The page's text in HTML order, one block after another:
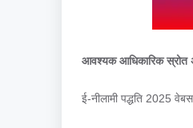
आवश्यक आधिकारिक स्रोत
ई-नीलामी पद्धति 2025